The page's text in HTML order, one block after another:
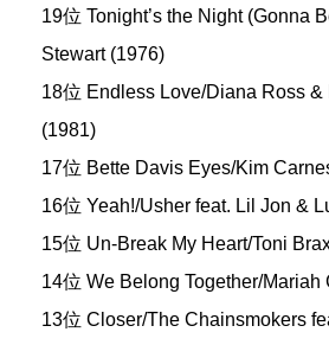
19位 Tonight’s the Night (Gonna
Stewart (1976)
18位 Endless Love/Diana Ross
(1981)
17位 Bette Davis Eyes/Kim
16位 Yeah!/Usher feat. Lil Jon &
15位 Un-Break My Heart/Toni
14位 We Belong Together/Mariah
13位 Closer/The Chainsmokers